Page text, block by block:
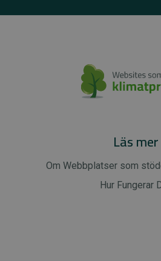
Läs mer
Om Webbplatser som
Hur Fungerar